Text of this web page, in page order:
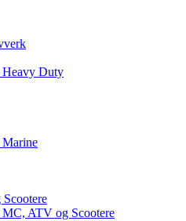
Heavy Duty
Marine
MC, ATV og Scootere